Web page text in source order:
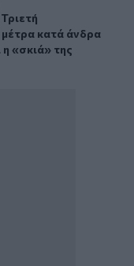
μέτρα κατά άνδρα
Τριετή περιοριστικά
μέτρα κατά άνδρα
η «σκιά» της